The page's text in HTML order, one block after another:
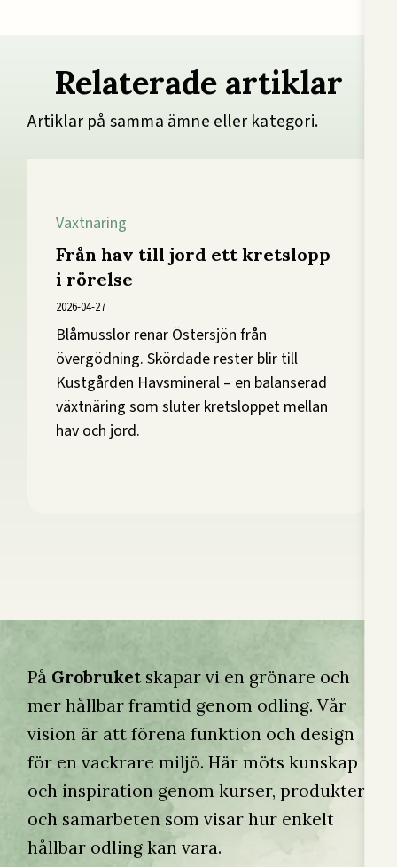
Relaterade artiklar
Artiklar på samma ämne eller kategori.
Växtnäring
Från hav till jord ett kretslopp
i rörelse
2026-04-27
Blåmusslor renar Östersjön från
övergödning. Skördade rester blir till
Kustgården Havsmineral – en balanserad
växtnäring som sluter kretsloppet mellan
hav och jord.
På Grobruket skapar vi en grönare och
mer hållbar framtid genom odling. Vår
vision är att förena funktion och design
för en vackrare miljö. Här möts kunskap
och inspiration genom kurser, produkter
och samarbeten som visar hur enkelt
hållbar odling kan vara.